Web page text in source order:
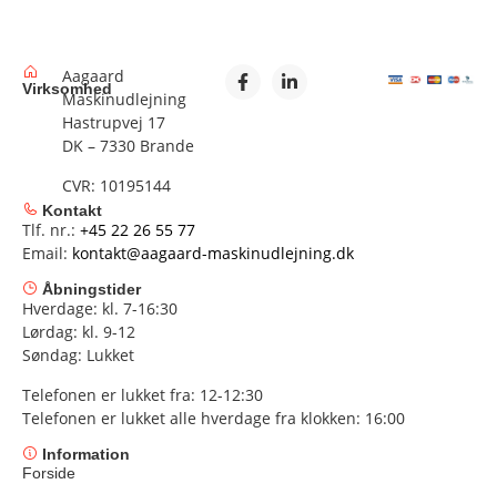
Virksomhed
Aagaard
Maskinudlejning
Hastrupvej 17
DK – 7330 Brande
CVR: 10195144
Kontakt
Tlf. nr.: +45 22 26 55 77
Email: kontakt@aagaard-maskinudlejning.dk
Åbningstider
Hverdage: kl. 7-16:30
Lørdag: kl. 9-12
Søndag: Lukket
Telefonen er lukket fra: 12-12:30
Telefonen er lukket alle hverdage fra klokken: 16:00
Information
Forside